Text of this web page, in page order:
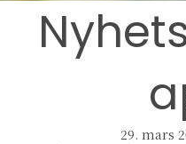
29. mars